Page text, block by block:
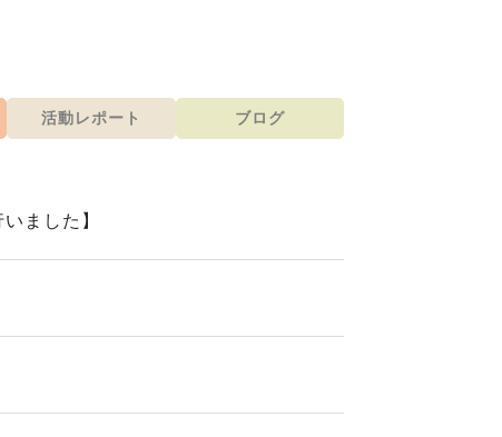
活動レポート ブログ
ました】